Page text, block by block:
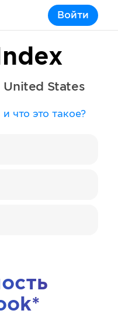
Войти
United States
что это такое?